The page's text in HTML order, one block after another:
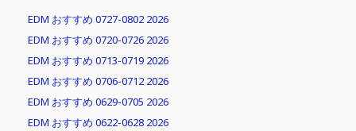
EDM おすすめ 0727-0802 2026
EDM おすすめ 0720-0726 2026
EDM おすすめ 0713-0719 2026
EDM おすすめ 0706-0712 2026
EDM おすすめ 0629-0705 2026
EDM おすすめ 0622-0628 2026